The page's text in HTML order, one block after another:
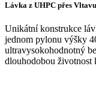
Lávka z UHPC přes
Unikátní konstrukce
jednom pylonu výšky
ultravysokohodnotný
dlouhodobou životnost